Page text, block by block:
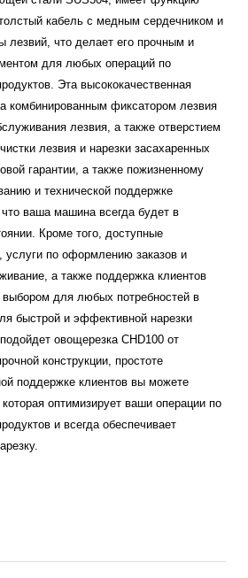
кабель с медным сердечником и
лезвий, что делает его прочным и
для любых операций по
Эта высококачественная
комбинированным фиксатором лезвия
лезвия, а также отверстием
лезвия и нарезки засахаренных
гарантии, а также пожизненному
и технической поддержке
ваша машина всегда будет в
Кроме того, доступные
услуги по оформлению заказов и
а также поддержка клиентов
для любых потребностей в
быстрой и эффективной нарезки
овощерезка CHD100 от
конструкции, простоте
поддержке клиентов вы можете
оптимизирует ваши операции по
и всегда обеспечивает